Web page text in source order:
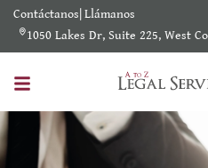
Contáctanos Llámanos
1050 Lakes Dr, Suite 225, West